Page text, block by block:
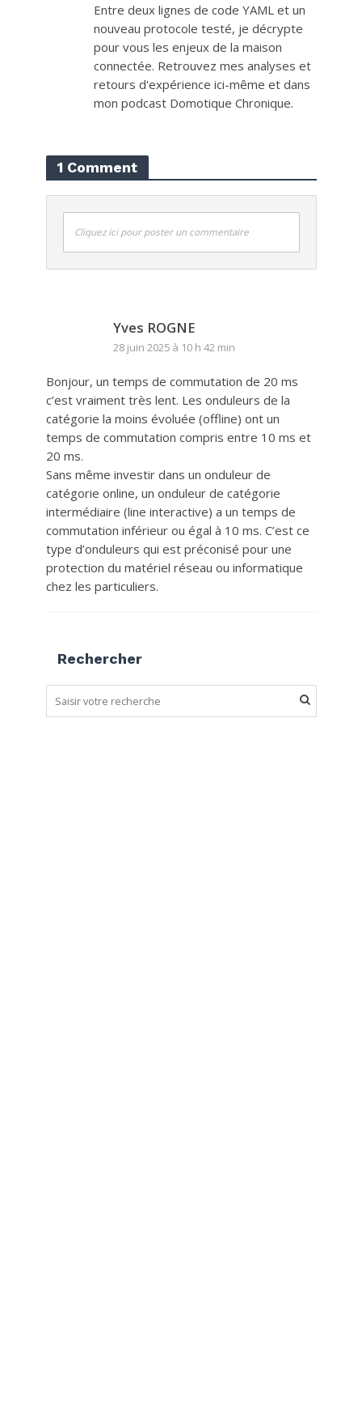
Entre deux lignes de code YAML et un
nouveau protocole testé, je décrypte
pour vous les enjeux de la maison
connectée. Retrouvez mes analyses et
retours d'expérience ici-même et dans
mon podcast Domotique Chronique.
1 Comment
Cliquez ici pour poster un commentaire
Yves ROGNE
28 juin 2025 à 10 h 42 min
Bonjour, un temps de commutation de 20 ms
c’est vraiment très lent. Les onduleurs de la
catégorie la moins évoluée (offline) ont un
temps de commutation compris entre 10 ms et
20 ms.
Sans même investir dans un onduleur de
catégorie online, un onduleur de catégorie
intermédiaire (line interactive) a un temps de
commutation inférieur ou égal à 10 ms. C’est ce
type d’onduleurs qui est préconisé pour une
protection du matériel réseau ou informatique
chez les particuliers.
Rechercher